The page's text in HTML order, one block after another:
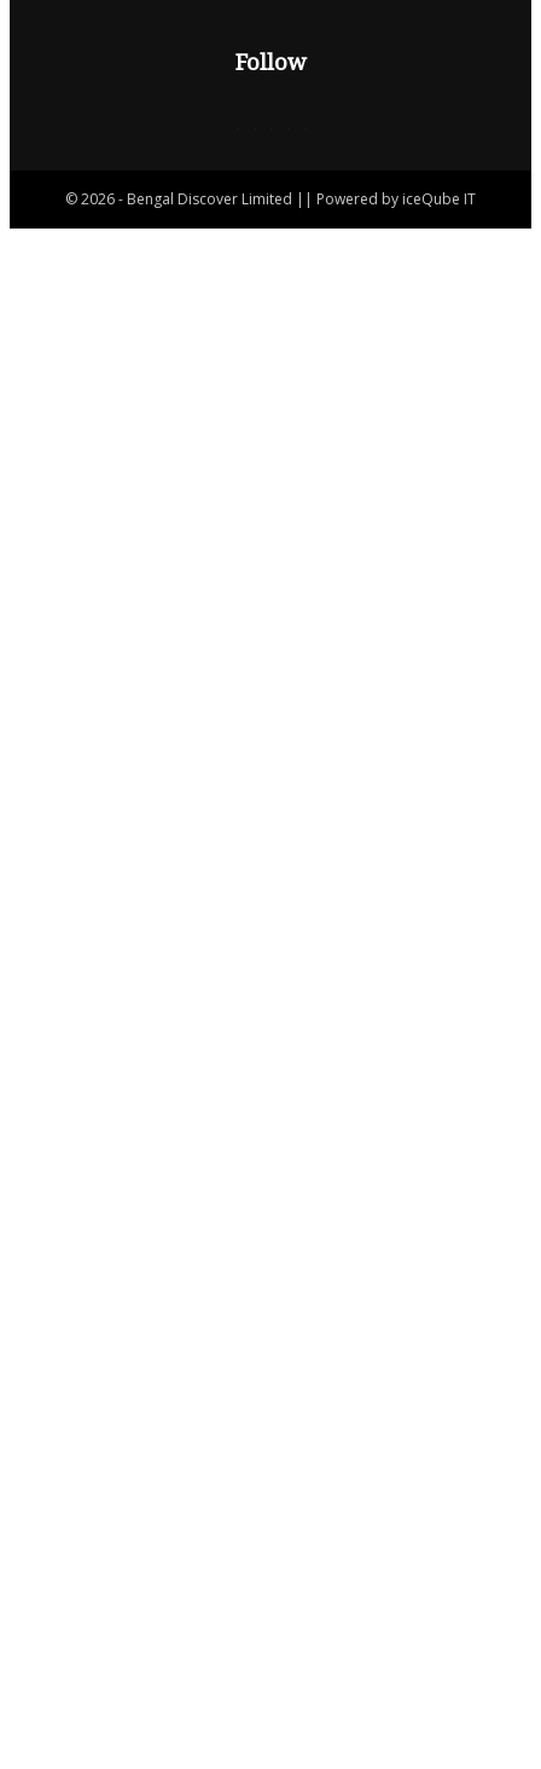
Follow
© 2026 - Bengal Discover Limited || Powered by iceQube IT